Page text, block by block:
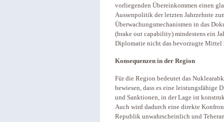
vorliegenden Übereinkommen einen
Aussenpolitik der letzten Jahrzehnte
Überwachungsmechanismen in das
(brake out capability) mindestens ein
Diplomatie nicht das bevorzugte
Konsequenzen in der Region
Für die Region bedeutet das
bewiesen, dass es eine leistungsfähige
und Sanktionen, in der Lage ist
Auch wird dadurch eine direkte
Republik unwahrscheinlich und